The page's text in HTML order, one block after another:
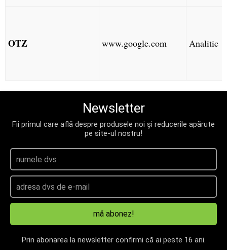
OTZ www.google.com Analitic
Newsletter
Fii primul care află despre produsele noi și reducerile apărute
pe site-ul nostru!
mă abonez!
Prin abonarea la newsletter confirmi că ai peste 16 ani.